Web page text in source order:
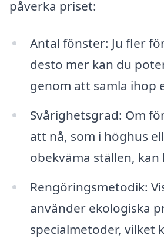
påverka priset:
Antal fönster: Ju fler
desto mer kan du
genom att samla ihop
Svårighetsgrad: Om
att nå, som i höghus
obekväma ställen,
Rengöringsmetodik:
använder ekologiska
specialmetoder, vilket